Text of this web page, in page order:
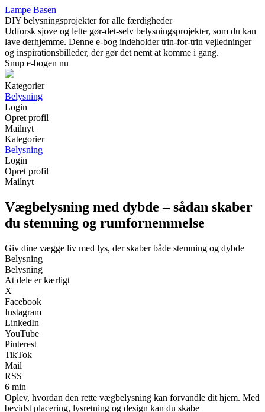
Lampe Basen
DIY belysningsprojekter for alle færdigheder
Udforsk sjove og lette gør-det-selv belysningsprojekter, som du kan
lave derhjemme. Denne e-bog indeholder trin-for-trin vejledninger
og inspirationsbilleder, der gør det nemt at komme i gang.
Snup e-bogen nu
Kategorier
Belysning
Login
Opret profil
Mailnyt
Kategorier
Belysning
Login
Opret profil
Mailnyt
Vægbelysning med dybde – sådan skaber
du stemning og rumfornemmelse
Giv dine vægge liv med lys, der skaber både stemning og dybde
Belysning
Belysning
At dele er kærligt
X
Facebook
Instagram
LinkedIn
YouTube
Pinterest
TikTok
Mail
RSS
6 min
Oplev, hvordan den rette vægbelysning kan forvandle dit hjem. Med
bevidst placering, lysretning og design kan du skabe